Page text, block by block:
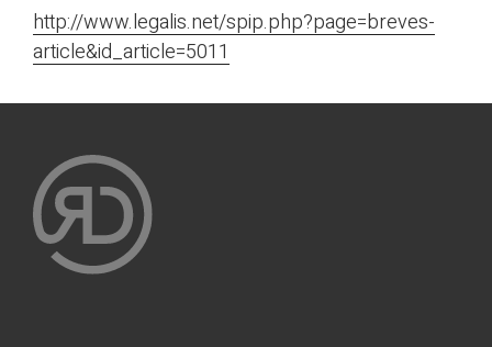
http://www.legalis.net/spip.php?page=breves-
article&id_article=5011